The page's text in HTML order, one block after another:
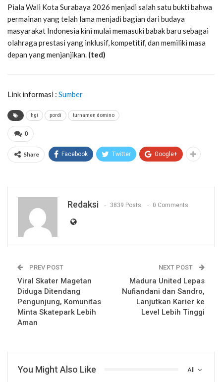
Piala Wali Kota Surabaya 2026 menjadi salah satu bukti bahwa
permainan yang telah lama menjadi bagian dari budaya
masyarakat Indonesia kini mulai memasuki babak baru sebagai
olahraga prestasi yang inklusif, kompetitif, dan memiliki masa
depan yang menjanjikan. (ted)
Link informasi : Sumber
hgi pordi turnamen domino
0
Share Facebook Twitter Google+
Redaksi 3839 Posts 0 Comments
PREV POST
Viral Skater Magetan
Diduga Ditendang
Pengunjung, Komunitas
Minta Skatepark Lebih
Aman
NEXT POST
Madura United Lepas
Nufiandani dan Sandro,
Lanjutkan Karier ke
Level Lebih Tinggi
All
You Might Also Like